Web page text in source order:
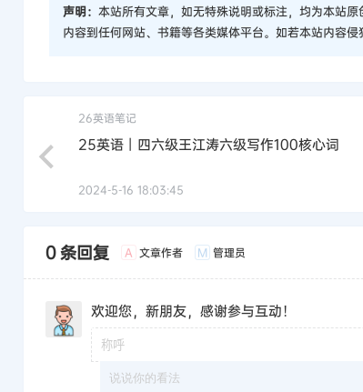
声明： 本站所有文章，如无特殊说明或标注，均为本站
内容到任何网站、书籍等各类媒体平台。如若本站内容
26英语笔记
25英语丨四六级王江涛六级写作100核心词
2024-5-16 18:03:45
0 条回复 A 文章作者 M 管理员
欢迎您，新朋友，感谢参与互动！